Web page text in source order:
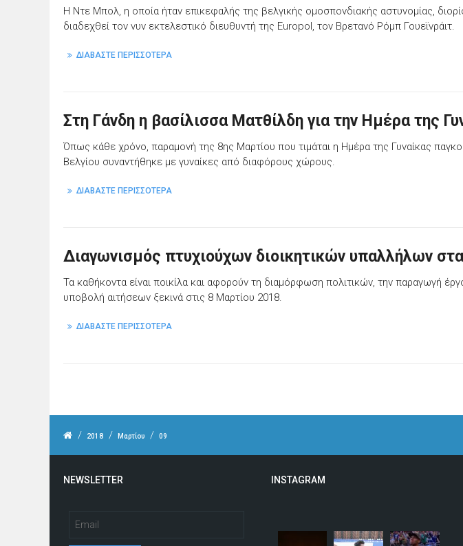
Η Ντε Μπολ, η οποία ήταν επικεφαλής της βελγικής ομοσπονδιακής αστυνομίας,
διαδεχθεί τον νυν εκτελεστικό διευθυντή της Europol, τον Βρετανό Ρόμπ Γουεϊνράιτ.
ΔΙΑΒΑΣΤΕ ΠΕΡΙΣΣΟΤΕΡΑ
Στη Γάνδη η βασίλισσα Ματθίλδη για την Ημέρα της
Όπως κάθε χρόνο, παραμονή της 8ης Μαρτίου που τιμάται η Ημέρα της Γυναίκας
Βελγίου συναντήθηκε με γυναίκες από διαφόρους χώρους.
ΔΙΑΒΑΣΤΕ ΠΕΡΙΣΣΟΤΕΡΑ
Διαγωνισμός πτυχιούχων διοικητικών υπαλλήλων
Τα καθήκοντα είναι ποικίλα και αφορούν τη διαμόρφωση πολιτικών, την παραγωγή
υποβολή αιτήσεων ξεκινά στις 8 Μαρτίου 2018.
ΔΙΑΒΑΣΤΕ ΠΕΡΙΣΣΟΤΕΡΑ
/ 2018 / Μαρτίου / 09
NEWSLETTER INSTAGRAM